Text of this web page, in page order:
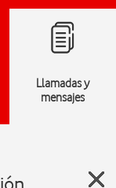
Llamadas y
mensajes